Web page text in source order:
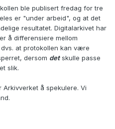
ble publisert fredag for tre
er "under arbeid", og at det
resultatet. Digitalarkivet har
å differensiere mellom
at protokollen kan være
dersom detskulle passe
slik.
å spekulere. Vi